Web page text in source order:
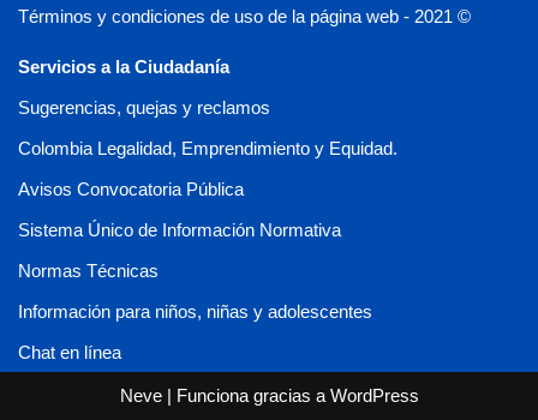
Términos y condiciones de uso de la página web - 2021 ©
Servicios a la Ciudadanía
Sugerencias, quejas y reclamos
Colombia Legalidad, Emprendimiento y Equidad.
Avisos Convocatoria Pública
Sistema Único de Información Normativa
Normas Técnicas
Información para niños, niñas y adolescentes
Chat en línea
Neve| Funciona gracias a WordPress